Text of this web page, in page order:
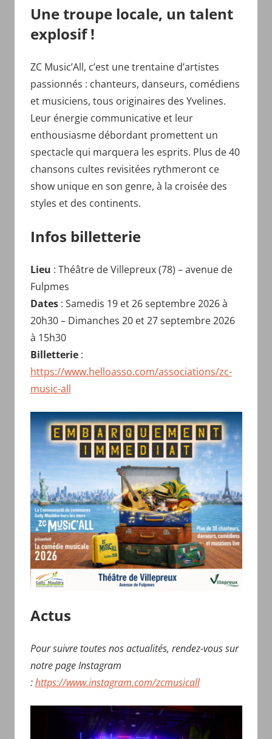
Une troupe locale, un talent
explosif !
ZC Music’All, c’est une trentaine d’artistes
passionnés : chanteurs, danseurs, comédiens
et musiciens, tous originaires des Yvelines.
Leur énergie communicative et leur
enthousiasme débordant promettent un
spectacle qui marquera les esprits. Plus de 40
chansons cultes revisitées rythmeront ce
show unique en son genre, à la croisée des
styles et des continents.
Infos billetterie
Lieu : Théâtre de Villepreux (78) – avenue de
Fulpmes
Dates : Samedis 19 et 26 septembre 2026 à
20h30 – Dimanches 20 et 27 septembre 2026
à 15h30
Billetterie :
https://www.helloasso.com/associations/zc-
music-all
Actus
Pour suivre toutes nos actualités, rendez-vous sur
notre page Instagram
:https://www.instagram.com/zcmusicall